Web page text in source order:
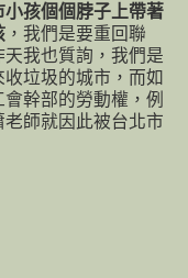
孩個個脖子上帶著
，我們是要重回聯
我也質詢，我們是
垃圾的城市，而如
幹部的勞動權，例
師就因此被台北市